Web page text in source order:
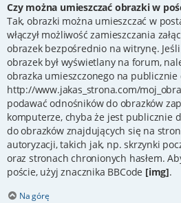
Czy można umieszczać obrazki w
Tak, obrazki można umieszczać w
włączył możliwość zamieszczania
obrazek bezpośrednio na witrynę.
obrazek był wyświetlany na forum,
obrazka umieszczonego na
http://www.jakas_strona.com/
podawać odnośników do obrazków
komputerze, chyba że jest publicznie
do obrazków znajdujących się na
autoryzacji, takich jak, np. skrzynki
oraz stronach chronionych hasłem.
poście, użyj znacznika BBCode [img].
Na górę